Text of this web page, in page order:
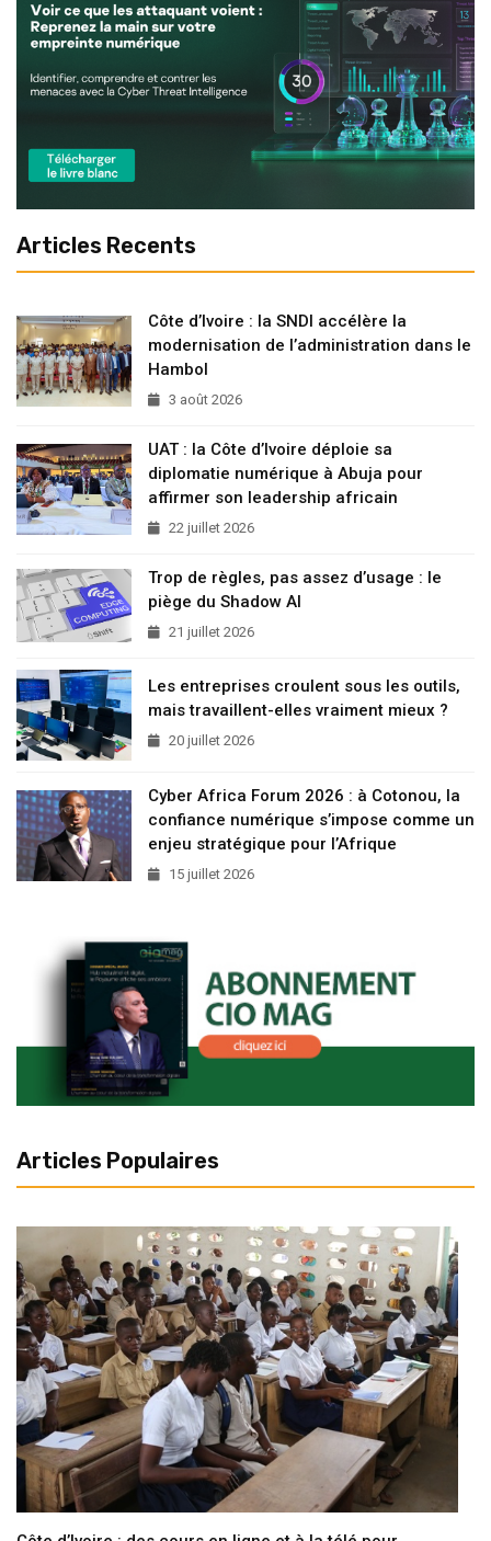
Articles Recents
Côte d’Ivoire : la SNDI accélère la
modernisation de l’administration dans le
Hambol
3 août 2026
UAT : la Côte d’Ivoire déploie sa
diplomatie numérique à Abuja pour
affirmer son leadership africain
22 juillet 2026
Trop de règles, pas assez d’usage : le
piège du Shadow AI
21 juillet 2026
Les entreprises croulent sous les outils,
mais travaillent-elles vraiment mieux ?
20 juillet 2026
Cyber Africa Forum 2026 : à Cotonou, la
confiance numérique s’impose comme un
enjeu stratégique pour l’Afrique
15 juillet 2026
Articles Populaires